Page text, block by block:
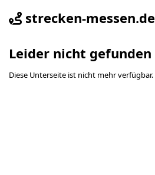
strecken-messen.de
Leider nicht gefunden
Diese Unterseite ist nicht mehr verfügbar.